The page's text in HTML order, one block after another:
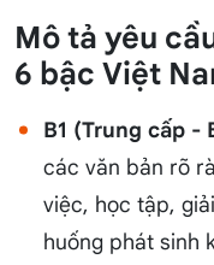
Mô tả yêu
6 bậc Việt
B1 (Trung cấp -
các văn bản rõ
việc, học tập,
huống phát sinh